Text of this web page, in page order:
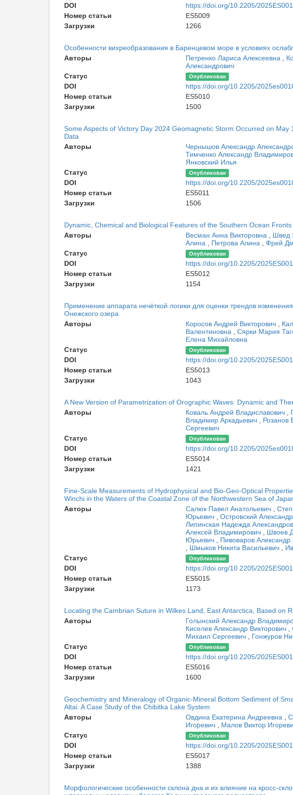
DOI
https://doi.org/10.2205/
Номер статьи
ES5009
Загрузки
1266
Особенности вихреобразования в Баренцевом море в условиях
Авторы
Петренко Лариса Алексеевна
Александрович
Статус
Опубликован
DOI
https://doi.org/10.2205/
Номер статьи
ES5010
Загрузки
1500
Some Aspects of Victory Day 2024 Geomagnetic Storm Occurred on
Data
Авторы
Чернышов Александр
Тимченко Александр
Янковский Илья
Статус
Опубликован
DOI
https://doi.org/10.2205/
Номер статьи
ES5011
Загрузки
1506
Dynamic, Chemical and Biological Features of the Southern Ocean
Авторы
Весман Анна Викторовна Швед
Алина
Петрова Алина
Фрей
Статус
Опубликован
DOI
https://doi.org/10.2205/
Номер статьи
ES5012
Загрузки
1154
Применение аппарата нечёткой логики для оценки трендов
Онежского озера
Авторы
Коросов Андрей Викторович
Валентиновна
Сярки Мария
Елена Михайловна
Статус
Опубликован
DOI
https://doi.org/10.2205/
Номер статьи
ES5013
Загрузки
1043
A New Version of Parametrization of Orographic Waves: Dynamic and
Авторы
Коваль Андрей Владиславович
Владимир Аркадьевич
Розанов
Сергеевич
Статус
Опубликован
DOI
https://doi.org/10.2205/
Номер статьи
ES5014
Загрузки
1421
Fine-Scale Measurements of Hydrophysical and Bio-Geo-Optical
Winchi in the Waters of the Coastal Zone of the Northwestern Sea of
Авторы
Салюк Павел Анатольевич
Юрьевич
Островский
Липинская Надежда
Алексей Владимирович
Швоев
Юрьевич
Пивоваров Александр
Шмыков Никита Васильевич
Статус
Опубликован
DOI
https://doi.org/10.2205/
Номер статьи
ES5015
Загрузки
1173
Locating the Cambrian Suture in Wilkes Land, East Antarctica, Based on
Авторы
Голынский Александр
Киселев Александр Викторович
Михаил Сергеевич
Гонжуров
Статус
Опубликован
DOI
https://doi.org/10.2205/
Номер статьи
ES5016
Загрузки
1600
Geochemistry and Mineralogy of Organic-Mineral Bottom Sediment of
Altai: A Case Study of the Chibitka Lake System
Авторы
Овдина Екатерина Андреевна
Игоревич
Малов Виктор
Статус
Опубликован
DOI
https://doi.org/10.2205/
Номер статьи
ES5017
Загрузки
1388
Морфологические особенности склона дна и их влияние на кросс-